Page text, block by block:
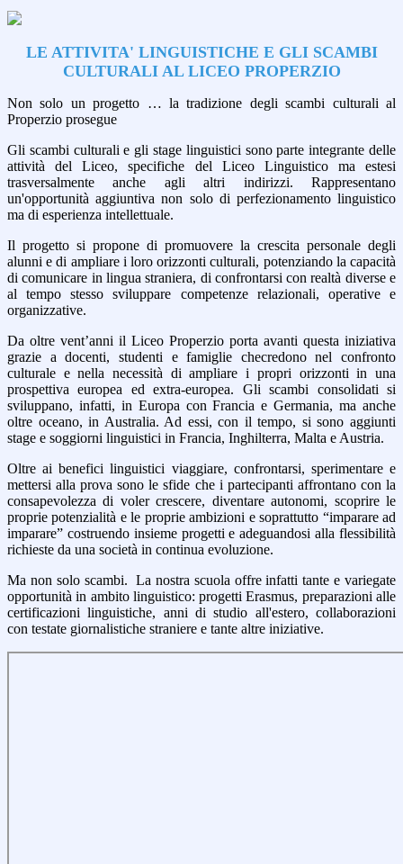
LE ATTIVITA' LINGUISTICHE E GLI SCAMBI
CULTURALI AL LICEO PROPERZIO
Non solo un progetto … la tradizione degli scambi culturali al
Properzio prosegue
Gli scambi culturali e gli stage linguistici sono parte integrante delle
attività del Liceo, specifiche del Liceo Linguistico ma estesi
trasversalmente anche agli altri indirizzi. Rappresentano
un'opportunità aggiuntiva non solo di perfezionamento linguistico
ma di esperienza intellettuale.
Il progetto si propone di promuovere la crescita personale degli
alunni e di ampliare i loro orizzonti culturali, potenziando la capacità
di comunicare in lingua straniera, di confrontarsi con realtà diverse e
al tempo stesso sviluppare competenze relazionali, operative e
organizzative.
Da oltre vent’anni il Liceo Properzio porta avanti questa iniziativa
grazie a docenti, studenti e famiglie checredono nel confronto
culturale e nella necessità di ampliare i propri orizzonti in una
prospettiva europea ed extra-europea. Gli scambi consolidati si
sviluppano, infatti, in Europa con Francia e Germania, ma anche
oltre oceano, in Australia. Ad essi, con il tempo, si sono aggiunti
stage e soggiorni linguistici in Francia, Inghilterra, Malta e Austria.
Oltre ai benefici linguistici viaggiare, confrontarsi, sperimentare e
mettersi alla prova sono le sfide che i partecipanti affrontano con la
consapevolezza di voler crescere, diventare autonomi, scoprire le
proprie potenzialità e le proprie ambizioni e soprattutto “imparare ad
imparare” costruendo insieme progetti e adeguandosi alla flessibilità
richieste da una società in continua evoluzione.
Ma non solo scambi. La nostra scuola offre infatti tante e variegate
opportunità in ambito linguistico: progetti Erasmus, preparazioni alle
certificazioni linguistiche, anni di studio all'estero, collaborazioni
con testate giornalistiche straniere e tante altre iniziative.